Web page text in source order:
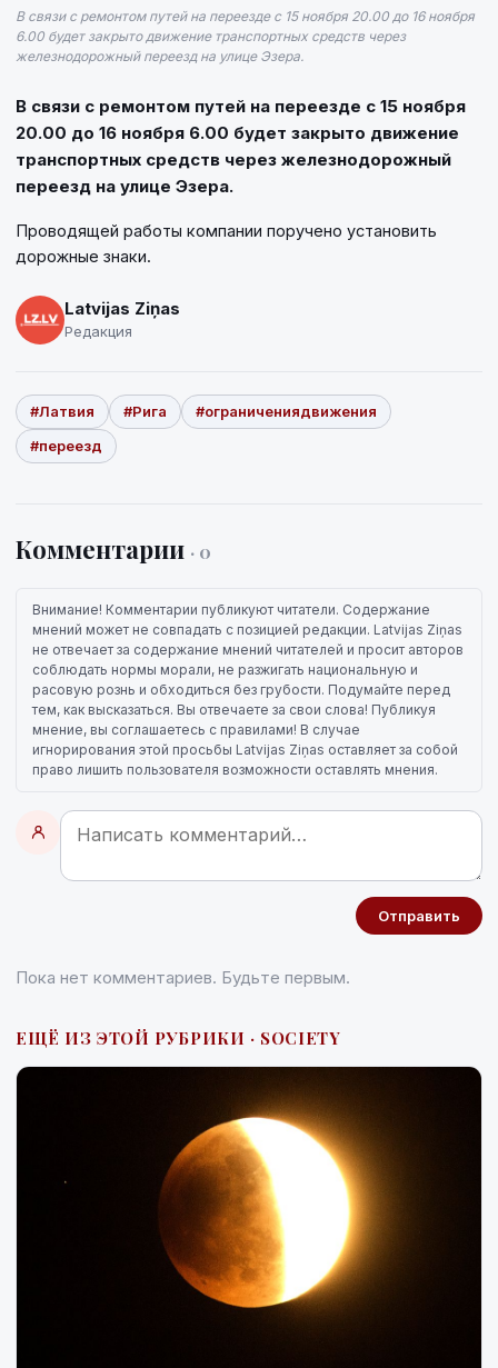
В связи с ремонтом путей на переезде с 15 ноября 20.00 до 16 ноября
6.00 будет закрыто движение транспортных средств через
железнодорожный переезд на улице Эзера.
В связи с ремонтом путей на переезде с 15 ноября
20.00 до 16 ноября 6.00 будет закрыто движение
транспортных средств через железнодорожный
переезд на улице Эзера.
Проводящей работы компании поручено установить
дорожные знаки.
Latvijas Ziņas
Редакция
#Латвия #Рига
#ограничениядвижения
#переезд
Комментарии · 0
Внимание! Комментарии публикуют читатели. Содержание
мнений может не совпадать с позицией редакции. Latvijas Ziņas
не отвечает за содержание мнений читателей и просит авторов
соблюдать нормы морали, не разжигать национальную и
расовую рознь и обходиться без грубости. Подумайте перед
тем, как высказаться. Вы отвечаете за свои слова! Публикуя
мнение, вы соглашаетесь с правилами! В случае
игнорирования этой просьбы Latvijas Ziņas оставляет за собой
право лишить пользователя возможности оставлять мнения.
Отправить
Пока нет комментариев. Будьте первым.
ЕЩЁ ИЗ ЭТОЙ РУБРИКИ · SOCIETY